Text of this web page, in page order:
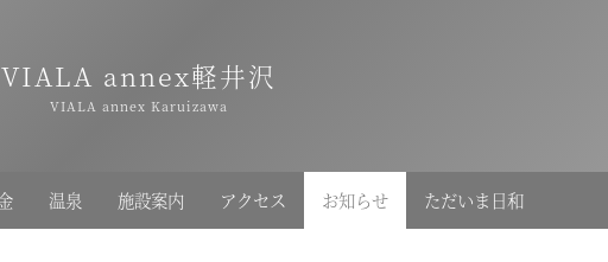
VIALA annex軽井沢
VIALA annex Karuizawa
温泉 施設案内 アクセス お知らせ ただいま日和